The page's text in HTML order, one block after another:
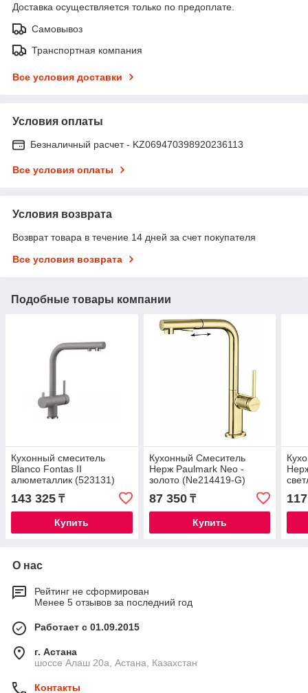
Доставка осуществляется только по предоплате.
Самовывоз
Транспортная компания
Все условия доставки
Условия оплаты
Безналичный расчет - KZ069470398920236113
Все условия оплаты
Условия возврата
Возврат товара в течение 14 дней за счет покупателя
Все условия возврата
Подобные товары компании
Кухонный смеситель
Blanco Fontas II
алюметаллик (523131)
143 325 ₸
Купить
Кухонный Смеситель
Нерж Paulmark Neo -
золото (Ne214419-G)
87 350₸
Купить
О нас
Рейтинг не сформирован
Менее 5 отзывов за последний год
Работает с 01.09.2015
г. Астана
шоссе Алаш 20а, Астана, Казахстан
Контакты